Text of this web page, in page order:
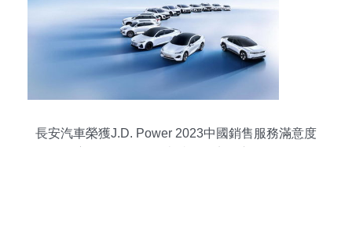
長安汽車榮獲J.D. Power 2023中國銷售服務滿意度